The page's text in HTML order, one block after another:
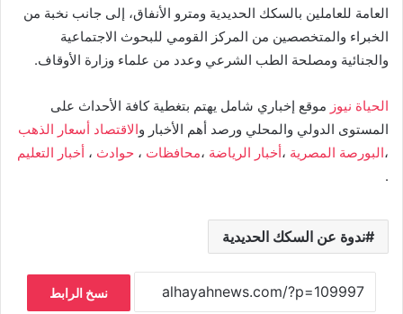
العامة للعاملين بالسكك الحديدية ومترو الأنفاق، إلى جانب نخبة من
الخبراء والمتخصصين من المركز القومي للبحوث الاجتماعية
والجنائية ومصلحة الطب الشرعي وعدد من علماء وزارة الأوقاف.
الحياة نيوز موقع إخباري شامل يهتم بتغطية كافة الأحداث على
المستوى الدولي والمحلي ورصد أهم الأخبار والاقتصاد أسعار الذهب
،البورصة المصرية ،أخبار الرياضة ،محافظات ، حوادث ، أخبار التعليم
.
ندوة عن السكك الحديدية
نسخ الرابط